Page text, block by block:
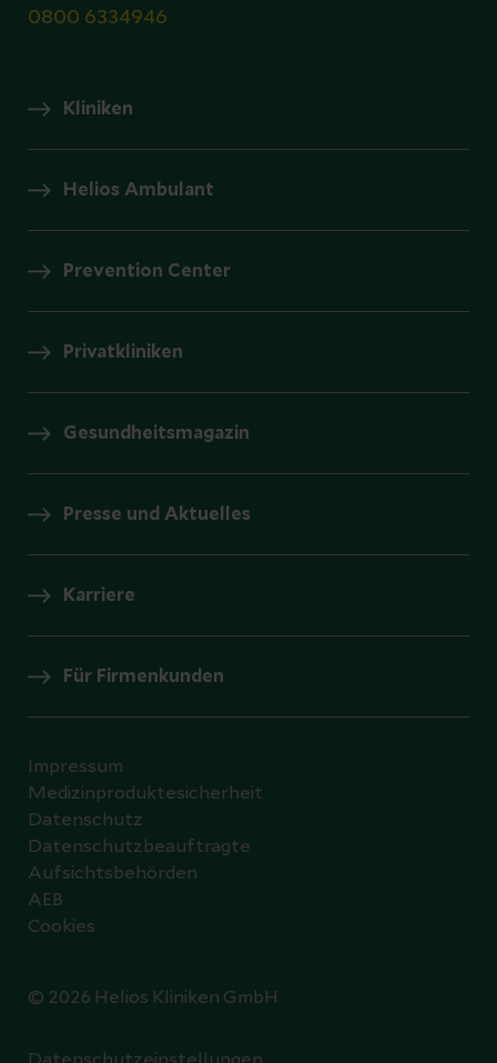
0800 6334946
Kliniken
Helios Ambulant
Prevention Center
Privatkliniken
Gesundheitsmagazin
Presse und Aktuelles
Karriere
Für Firmenkunden
© 2026 Helios Kliniken GmbH
Impressum
Medizinproduktesicherheit
Datenschutz
Datenschutzbeauftragte
Aufsichtsbehörden
AEB
Cookies